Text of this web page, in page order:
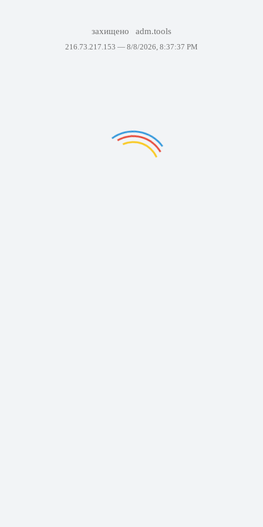
захищено adm.tools
216.73.217.153 — 8/8/2026, 8:37:37 PM